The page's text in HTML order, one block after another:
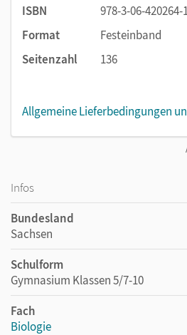
Grundwissen-Seiten fassen
Kapitel des Schulbuchs
Zusammenhänge im
Wahlbereiche
ISBN
978-3-06-420264-
Format
Festeinband
Seitenzahl
136
Allgemeine Lieferbedingungen
Infos
Bundesland
Sachsen
Schulform
Gymnasium Klassen 5/7-10
Fach
Biologie